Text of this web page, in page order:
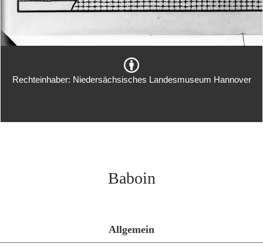
Rechteinhaber: Niedersächsisches Landesmuseum Hannover
Baboin
Allgemein